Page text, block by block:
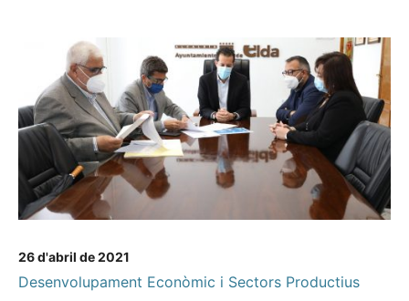
26 d'abril de 2021
Desenvolupament Econòmic i Sectors Productius